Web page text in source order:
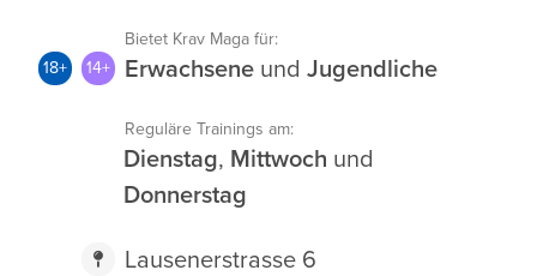
Bietet Krav Maga für:
18+
14+ Erwachsene und Jugendliche
Reguläre Trainings am:
Dienstag, Mittwoch und
Donnerstag
Lausenerstrasse 6